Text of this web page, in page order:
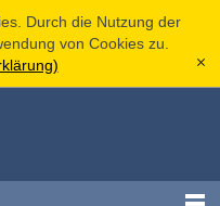
Durch die Nutzung der
von Cookies zu.
[x]